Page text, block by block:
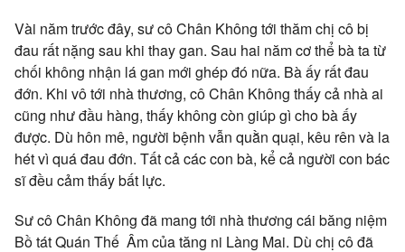
Vài năm trước đây, sư cô Chân Không tới thăm chị cô bị
đau rất nặng sau khi thay gan. Sau hai năm cơ thể bà ta từ
chối không nhận lá gan mới ghép đó nữa. Bà ấy rất đau
đớn. Khi vô tới nhà thương, cô Chân Không thấy cả nhà ai
cũng như đầu hàng, thấy không còn giúp gì cho bà ấy
được. Dù hôn mê, người bệnh vẫn quằn quại, kêu rên và la
hét vì quá đau đớn. Tất cả các con bà, kể cả người con bác
sĩ đều cảm thấy bất lực.
Sư cô Chân Không đã mang tới nhà thương cái băng niệm
Bồ tát Quán Thế Âm của tăng ni Làng Mai. Dù chị cô đã